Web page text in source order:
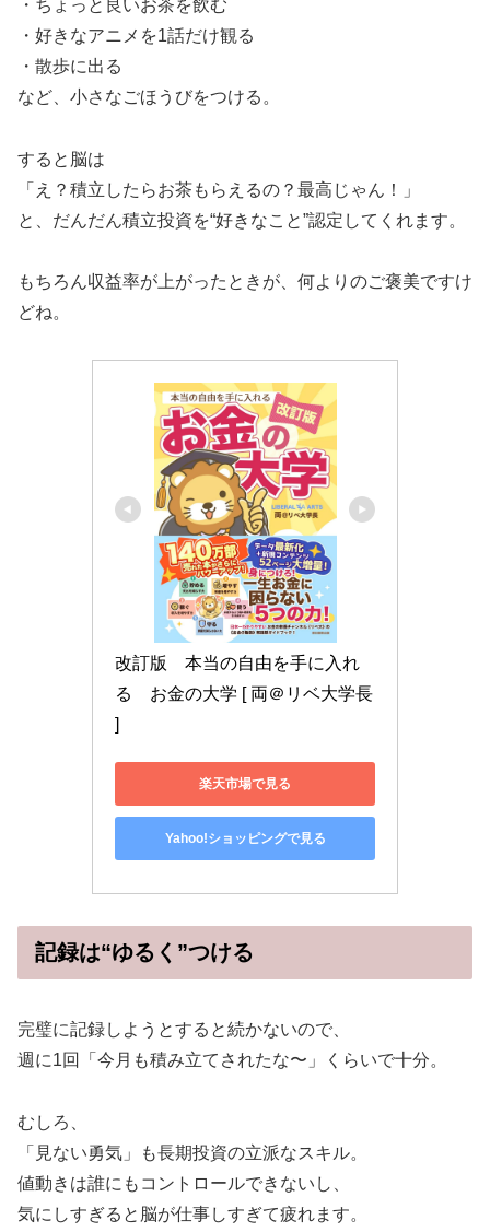
・ちょっと良いお茶を飲む
・好きなアニメを1話だけ観る
・散歩に出る
など、小さなごほうびをつける。
すると脳は
「え？積立したらお茶もらえるの？最高じゃん！」
と、だんだん積立投資を“好きなこと”認定してくれます。
もちろん収益率が上がったときが、何よりのご褒美ですけ
どね。
改訂版　本当の自由を手に入れ
る　お金の大学 [ 両＠リベ大学長
]
楽天市場で見る
Yahoo!ショッピングで見る
記録は“ゆるく”つける
完璧に記録しようとすると続かないので、
週に1回「今月も積み立てされたな〜」くらいで十分。
むしろ、
「見ない勇気」も長期投資の立派なスキル。
値動きは誰にもコントロールできないし、
気にしすぎると脳が仕事しすぎて疲れます。